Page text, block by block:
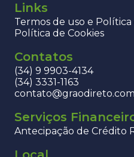
Links
Termos de uso e
Política de Cookies
Contatos
(34) 9 9903-4134
(34) 3331-1163
Serviços
Antecipação de Crédito